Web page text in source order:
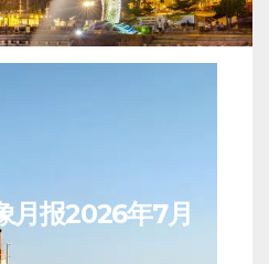
月报2026年7月